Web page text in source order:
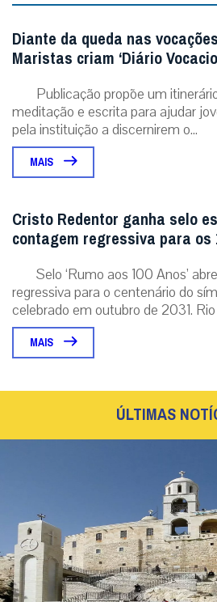
Diante da queda nas
Maristas criam ‘Diário
Publicação propõe um
meditação e escrita para ajudar
pela instituição a discernirem o...
MAIS
Cristo Redentor ganha selo
contagem regressiva para os
Selo ‘Rumo aos 100 Anos’
regressiva para o centenário do
celebrado em outubro de 2031.
MAIS
ÚLTIMAS